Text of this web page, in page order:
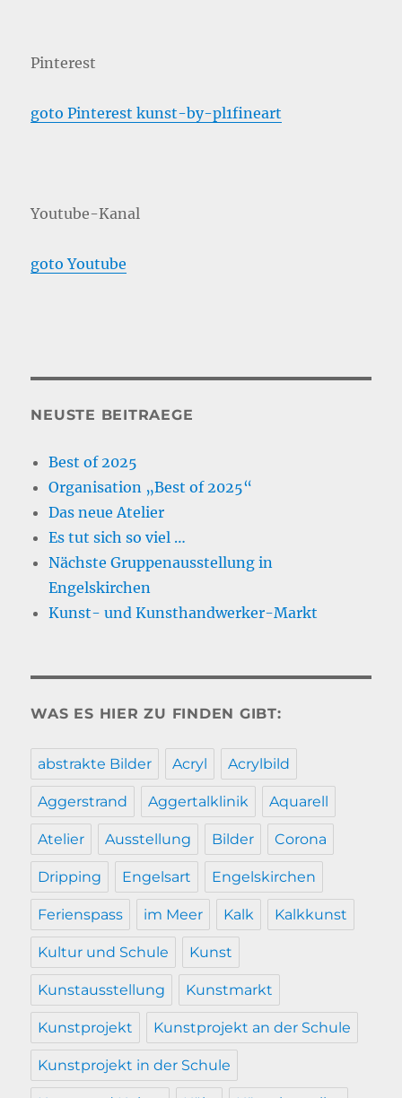
Pinterest
goto Pinterest kunst-by-pl1fineart
Youtube-Kanal
goto Youtube
NEUSTE BEITRAEGE
Best of 2025
Organisation „Best of 2025“
Das neue Atelier
Es tut sich so viel …
Nächste Gruppenausstellung in
Engelskirchen
Kunst- und Kunsthandwerker-Markt
WAS ES HIER ZU FINDEN GIBT:
abstrakte Bilder Acryl Acrylbild
Aggerstrand Aggertalklinik Aquarell
Atelier Ausstellung Bilder Corona
Dripping Engelsart Engelskirchen
Ferienspass im Meer Kalk Kalkkunst
Kultur und Schule Kunst
Kunstausstellung Kunstmarkt
Kunstprojekt Kunstprojekt an der Schule
Kunstprojekt in der Schule